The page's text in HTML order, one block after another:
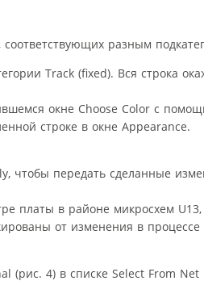
соответствующих разным
Track (fixed). Вся строка
окне Choose Color с
строке в окне Appearance.
чтобы передать сделанные
платы в районе микросхем
от изменения в процессе
(рис. 4) в списке Select From